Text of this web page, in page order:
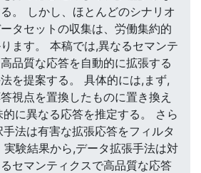
。 しかし、ほとんどのシナリオ
タセットの収集は、労働集約的
ます。 本稿では,異なるセマンテ
品質な応答を自動的に拡張する
を提案する。 具体的には,まず,
視点を置換したものに置き換え
的に異なる応答を推定する。 さら
法は有害な拡張応答をフィルタ
実験結果から,データ拡張手法は対
セマンティクスで高品質な応答